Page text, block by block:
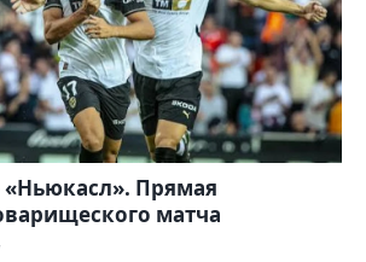
Прямая
матча